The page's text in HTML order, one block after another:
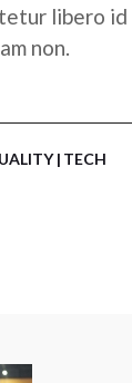
libero id
non.
TECH